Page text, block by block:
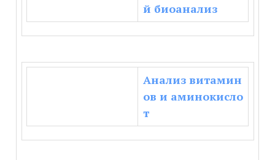
й биоанализ
Анализ витамин
ов и аминокисло
т